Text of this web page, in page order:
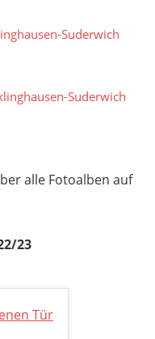
alle Fotoalben auf
23